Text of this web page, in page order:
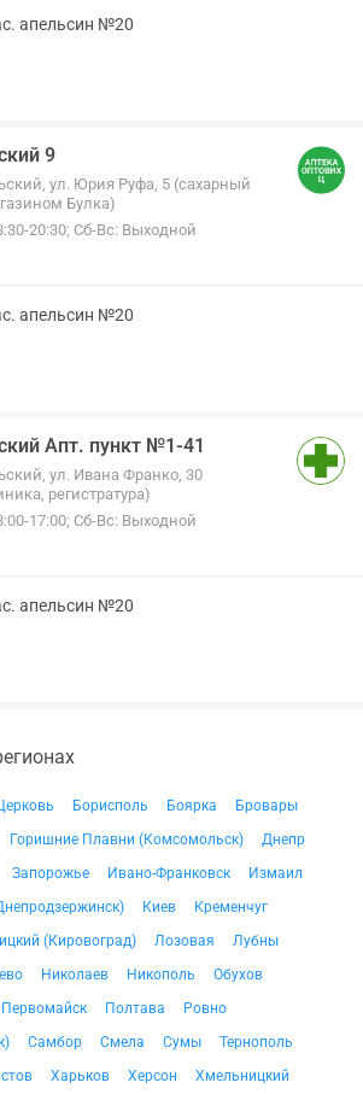
апельсин №20
9
ул. Юрия Руфа, 5 (сахарный
Булка)
20:30; Сб-Вс: Выходной
апельсин №20
Апт. пункт №1-41
ул. Ивана Франко, 30
регистратура)
17:00; Сб-Вс: Выходной
апельсин №20
Борисполь Боярка
Бровары
Горишние Плавни (Комсомольск)
Днепр
Запорожье Ивано-Франковск
Измаил
Киев
Кременчуг
(Кировоград) Лозовая
Лубны
Николаев Никополь
Обухов
Первомайск Полтава
Ровно
Самбор Смела Сумы
Тернополь
Харьков Херсон
Хмельницкий